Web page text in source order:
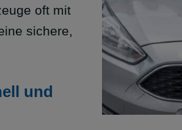
oft mit
sichere,
und